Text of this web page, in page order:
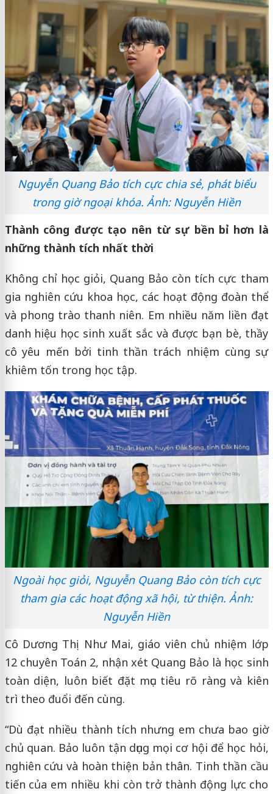
Nguyễn Quang Bảo tích cực chia sẻ, phát biểu
trong giờ ngoại khóa. Ảnh: Nguyễn Hiền
Thành công được tạo nên từ sự bền bỉ hơn là
những thành tích nhất thời
Không chỉ học giỏi, Quang Bảo còn tích cực tham
gia nghiên cứu khoa học, các hoạt động đoàn thể
và phong trào thanh niên. Em nhiều năm liền đạt
danh hiệu học sinh xuất sắc và được bạn bè, thầy
cô yêu mến bởi tinh thần trách nhiệm cùng sự
khiêm tốn trong học tập.
Ngoài học giỏi, Nguyễn Quang Bảo còn tích cực
tham gia các hoạt động xã hội, từ thiện. Ảnh:
Nguyễn Hiền
Cô Dương Thị Như Mai, giáo viên chủ nhiệm lớp
12 chuyên Toán 2, nhận xét Quang Bảo là học sinh
toàn diện, luôn biết đặt mục tiêu rõ ràng và kiên
trì theo đuổi đến cùng.
“Dù đạt nhiều thành tích nhưng em chưa bao giờ
chủ quan. Bảo luôn tận dụng mọi cơ hội để học hỏi,
nghiên cứu và hoàn thiện bản thân. Tinh thần cầu
tiến của em nhiều khi còn trở thành động lực cho